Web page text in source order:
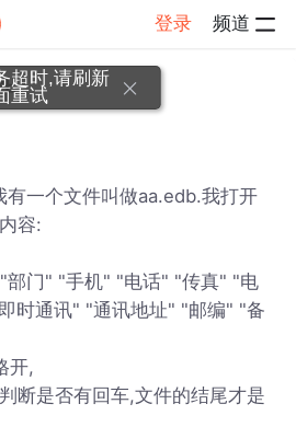
登录 频道
帖子详情
,
有一个文件叫做aa.edb.我打开
容:
门" "手机" "电话" "传真" "电
时通讯" "通讯地址" "邮编" "备
开,
断是否有回车,文件的结尾才是
超时,请刷新
重试